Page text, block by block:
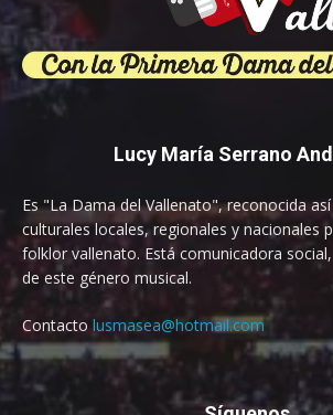
Lucy María Serrano
Es "La Dama del Vallenato", reconocida
culturales locales, regionales y nacionales
folklor vallenato. Está comunicadora
de este género musical.
Contacto lusmasea@hotmail.com